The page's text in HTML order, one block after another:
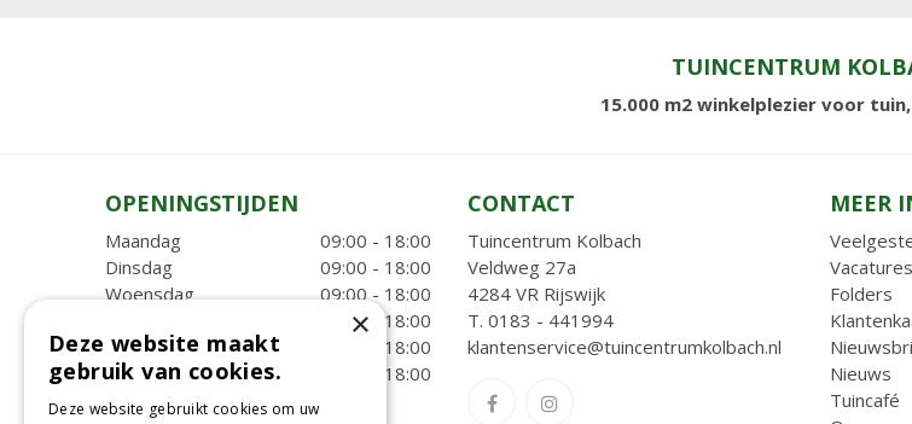
TUINCENTRUM
15.000 m2 winkelplezier voor
OPENINGSTIJDEN
Maandag
09:00 - 18:00
Dinsdag
09:00 - 18:00
Woensdag
09:00 - 18:00
09:00 - 18:00
Vrijdag
09:00 - 18:00
Zaterdag
09:00 - 18:00
Toon alle openingstijden
CONTACT
Tuincentrum Kolbach
Veldweg 27a
4284 VR Rijswijk
T. 0183 - 441994
klantenservice@tuincentrumkolbach.nl
MEER
Vacatures
Folders
Nieuws
Tuincafé
×
Deze website maakt
gebruik van cookies.
Deze website gebruikt cookies om uw